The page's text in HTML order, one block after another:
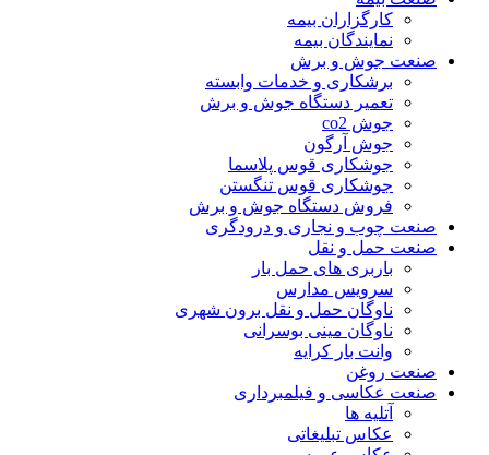
کارگزاران بیمه
نمایندگان بیمه
صنعت جوش و برش
برشکاری و خدمات وابسته
تعمیر دستگاه جوش و برش
جوش co2
جوش آرگون
جوشکاری قوس پلاسما
جوشکاری قوس تنگستن
فروش دستگاه جوش و برش
صنعت چوب و نجاری و درودگری
صنعت حمل و نقل
باربری های حمل بار
سرویس مدارس
ناوگان حمل و نقل برون شهری
ناوگان مینی بوسرانی
وانت بار کرایه
صنعت روغن
صنعت عکاسی و فیلمبرداری
آتلیه ها
عکاس تبلیغاتی